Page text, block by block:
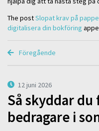
The postSlopat krav på
digitalisera din bokföring
Föregående
12 juni 2026
Så skyddar
bedragare i